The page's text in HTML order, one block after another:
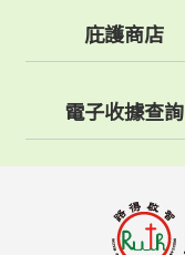
庇護商店
電子收據查詢